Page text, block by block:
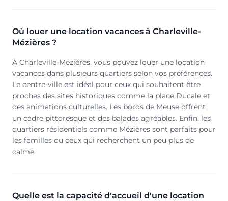
Où louer une location vacances à Charleville-
Mézières ?
À Charleville-Mézières, vous pouvez louer une location
vacances dans plusieurs quartiers selon vos préférences.
Le centre-ville est idéal pour ceux qui souhaitent être
proches des sites historiques comme la place Ducale et
des animations culturelles. Les bords de Meuse offrent
un cadre pittoresque et des balades agréables. Enfin, les
quartiers résidentiels comme Mézières sont parfaits pour
les familles ou ceux qui recherchent un peu plus de
calme.
Quelle est la capacité d'accueil d'une location